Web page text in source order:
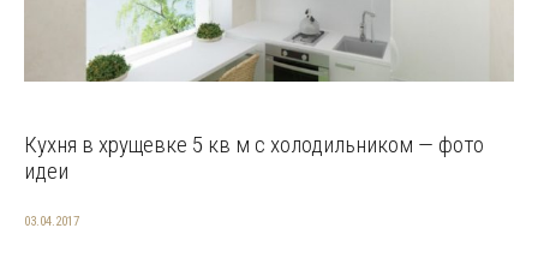
Кухня в хрущевке 5 кв м с холодильником — фото
идеи
03.04.2017